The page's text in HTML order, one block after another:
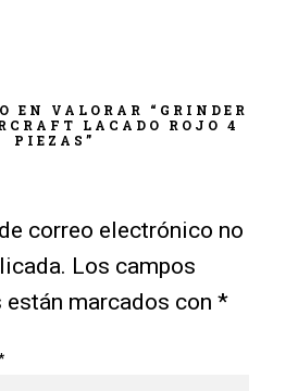
EN VALORAR “GRINDER
LACADO ROJO 4
PIEZAS”
correo electrónico no
Los campos
marcados con *